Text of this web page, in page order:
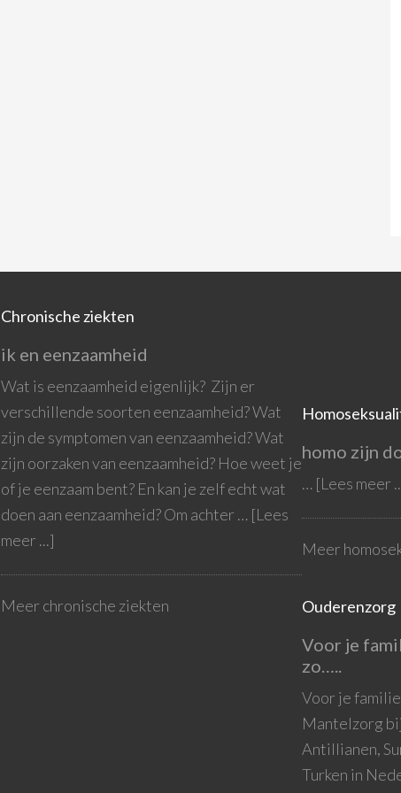
Chronische ziekten
ik en eenzaamheid
Wat is eenzaamheid eigenlijk? Zijn er
verschillende soorten eenzaamheid? Wat
zijn de symptomen van eenzaamheid? Wat
zijn oorzaken van eenzaamheid? Hoe weet je
of je eenzaam bent? En kan je zelf echt wat
doen aan eenzaamheid? Om achter … [Lees
meer ...]
Meer chronische ziekten
homo zijn
… [Lees meer
Meer
Ouderenzorg
Voor je
zo…..
Voor je
Mantelzorg
Antillianen,
Turken in